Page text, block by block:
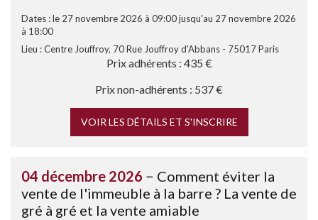
Dates : le 27 novembre 2026 à 09:00 jusqu'au 27 novembre 2026
à 18:00
Lieu : Centre Jouffroy, 70 Rue Jouffroy d'Abbans - 75017 Paris
Prix adhérents : 435 €
Prix non-adhérents : 537 €
VOIR LES DÉTAILS ET S'INSCRIRE
04 décembre 2026 − Comment éviter la
vente de l'immeuble à la barre ? La vente de
gré à gré et la vente amiable